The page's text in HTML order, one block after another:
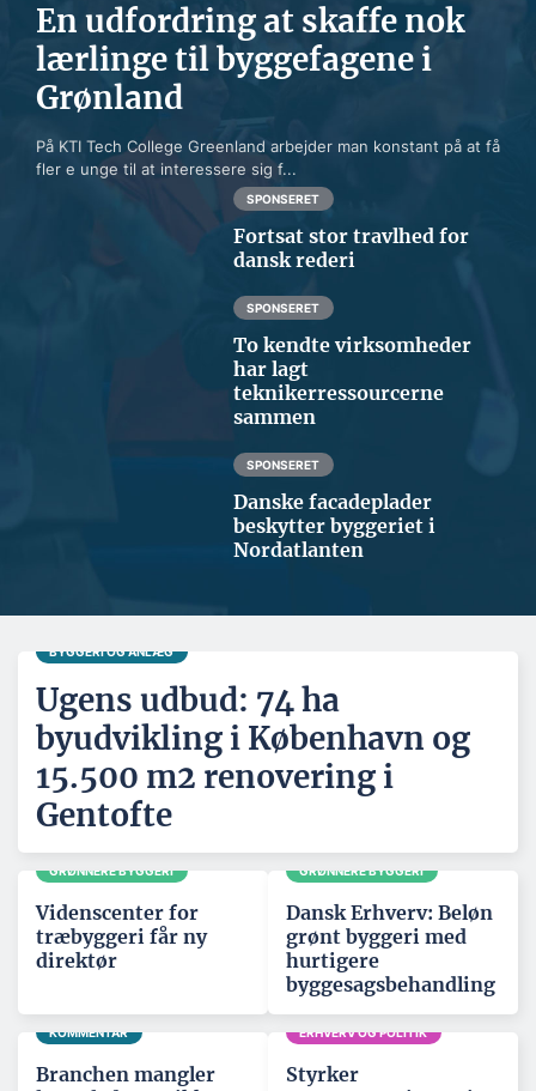
En udfordring at skaffe nok
lærlinge til byggefagene i
Grønland
På KTI Tech College Greenland arbejder man konstant på at få
fler e unge til at interessere sig f...
SPONSERET
Fortsat stor travlhed for
dansk rederi
SPONSERET
To kendte virksomheder
har lagt
teknikerressourcerne
sammen
SPONSERET
Danske facadeplader
beskytter byggeriet i
Nordatlanten
BYGGERI OG ANLÆG
Ugens udbud: 74 ha
byudvikling i København og
15.500 m2 renovering i
Gentofte
GRØNNERE BYGGERI
Videnscenter for
træbyggeri får ny
direktør
GRØNNERE BYGGERI
Dansk Erhverv: Beløn
grønt byggeri med
hurtigere
byggesagsbehandling
KOMMENTAR
Branchen mangler
ERHVERV OG POLITIK
Styrker